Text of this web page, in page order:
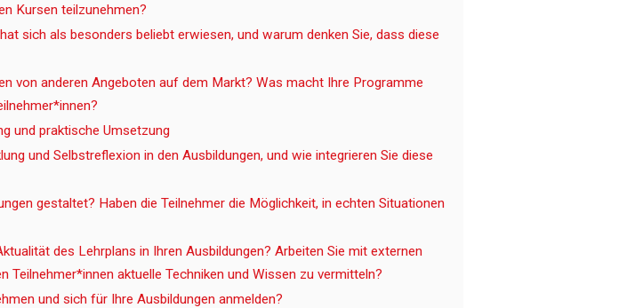
Kursen teilzunehmen?
sich als besonders beliebt erwiesen, und warum denken Sie, dass diese
von anderen Angeboten auf dem Markt? Was macht Ihre Programme
und praktische Umsetzung
und Selbstreflexion in den Ausbildungen, und wie integrieren Sie diese
gestaltet? Haben die Teilnehmer die Möglichkeit, in echten Situationen
des Lehrplans in Ihren Ausbildungen? Arbeiten Sie mit externen
Teilnehmer*innen aktuelle Techniken und Wissen zu vermitteln?
und sich für Ihre Ausbildungen anmelden?